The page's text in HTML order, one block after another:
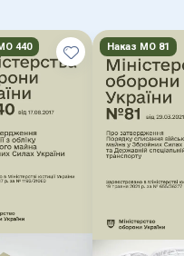
440 Наказ МО 81